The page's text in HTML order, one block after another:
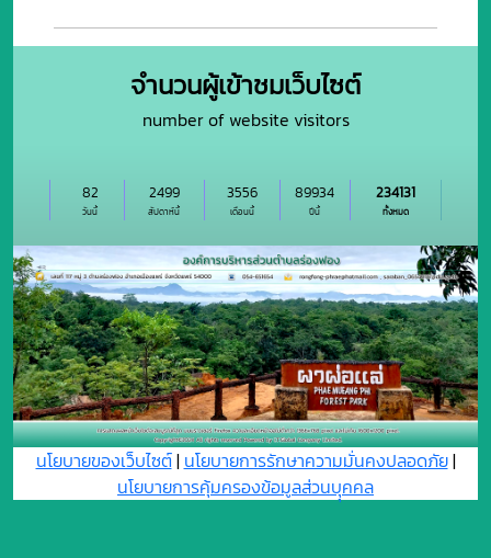
จำนวนผู้เข้าชมเว็บไซต์
number of website visitors
วันนี้
82
สัปดาห์นี้
2499
เดือนนี้
3556
ปีนี้
89934
ทั้งหมด
234131
นโยบายของเว็บไซต์| นโยบายการรักษาความมั่นคงปลอดภัย|
นโยบายการคุ้มครองข้อมูลส่วนบุุคคล